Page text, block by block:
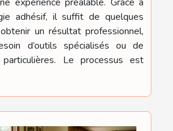
adhésif, il suffit de quelques
un résultat professionnel,
d’outils spécialisés ou de
particulières. Le processus est